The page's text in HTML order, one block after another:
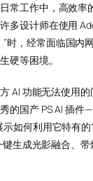
常工作中，高效率
多设计师在使用
”时，经常面临国内
硬等困境。
AI 功能无法使用
的国产 PS AI 插件
如何利用它特有
键生成光影融合、